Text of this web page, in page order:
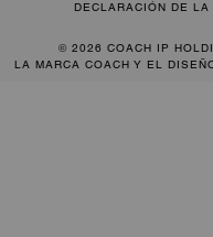
DECLARACIÓN DE
© 2026 COACH IP
LA MARCA COACH Y EL